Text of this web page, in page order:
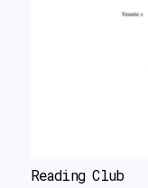
Reading Club